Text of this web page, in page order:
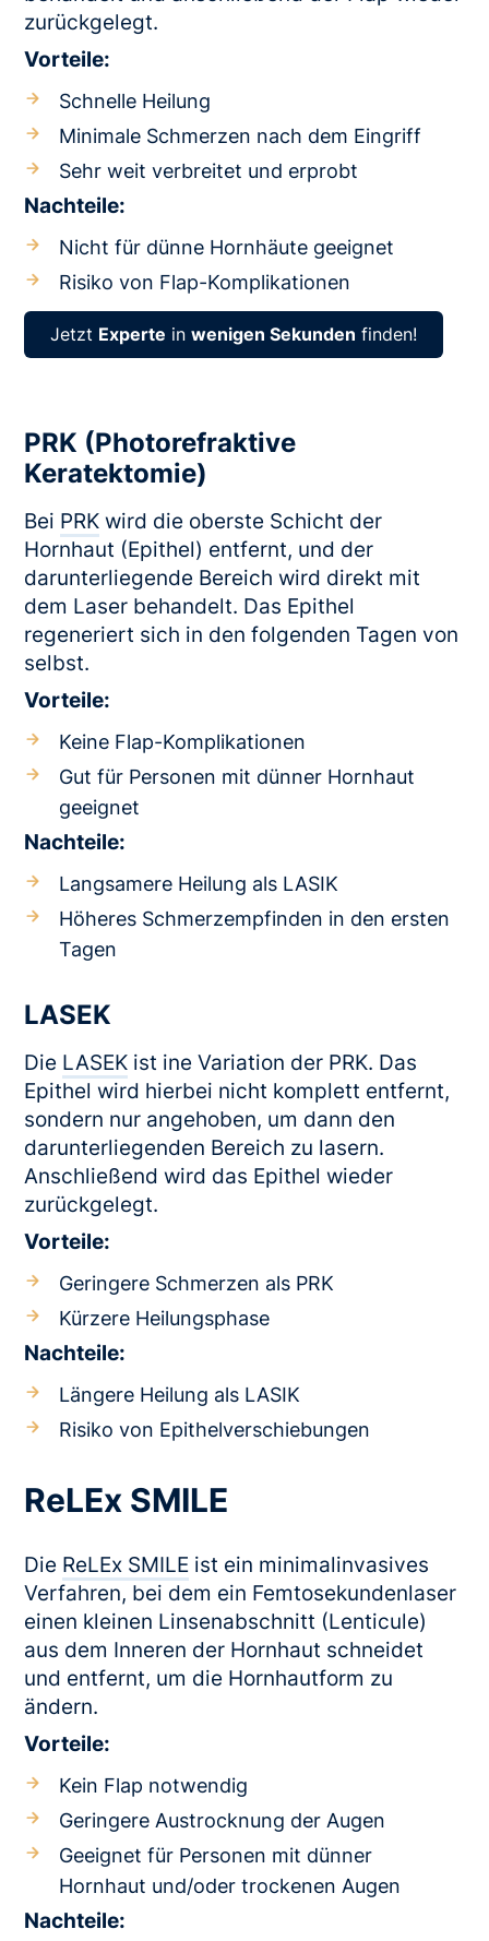
zurückgelegt.
Vorteile:
Schnelle Heilung
Minimale Schmerzen nach dem Eingriff
Sehr weit verbreitet und erprobt
Nachteile:
Nicht für dünne Hornhäute geeignet
Risiko von Flap-Komplikationen
Jetzt Experte inwenigen Sekunden finden!
PRK (Photorefraktive
Keratektomie)
Bei PRK wird die oberste Schicht der
Hornhaut (Epithel) entfernt, und der
darunterliegende Bereich wird direkt mit
dem Laser behandelt. Das Epithel
regeneriert sich in den folgenden Tagen von
selbst.
Vorteile:
Keine Flap-Komplikationen
Gut für Personen mit dünner Hornhaut
geeignet
Nachteile:
Langsamere Heilung als LASIK
Höheres Schmerzempfinden in den ersten
Tagen
LASEK
Die LASEK ist ine Variation der PRK. Das
Epithel wird hierbei nicht komplett entfernt,
sondern nur angehoben, um dann den
darunterliegenden Bereich zu lasern.
Anschließend wird das Epithel wieder
zurückgelegt.
Vorteile:
Geringere Schmerzen als PRK
Kürzere Heilungsphase
Nachteile:
Längere Heilung als LASIK
Risiko von Epithelverschiebungen
ReLEx SMILE
Die ReLEx SMILE ist ein minimalinvasives
Verfahren, bei dem ein Femtosekundenlaser
einen kleinen Linsenabschnitt (Lenticule)
aus dem Inneren der Hornhaut schneidet
und entfernt, um die Hornhautform zu
ändern.
Vorteile:
Kein Flap notwendig
Geringere Austrocknung der Augen
Geeignet für Personen mit dünner
Hornhaut und/oder trockenen Augen
Nachteile: